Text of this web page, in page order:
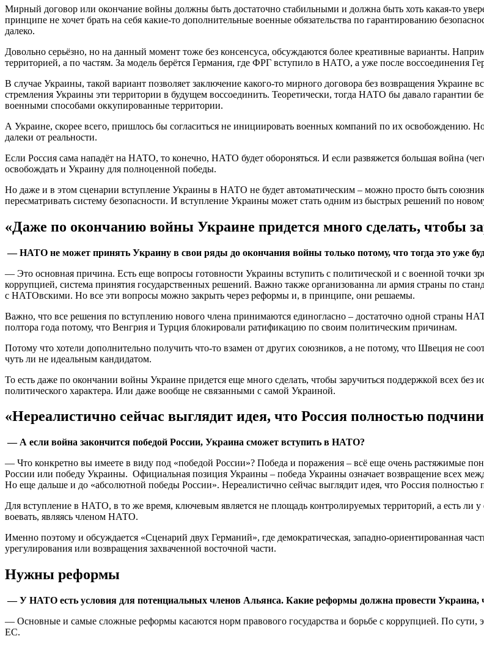
Мирный договор или окончание войны должны быть достаточно стабильными и должна быть хоть какая-то
принципе не хочет брать на себя какие-то дополнительные военные обязательства по гарантированию
далеко.
Довольно серьёзно, но на данный момент тоже без консенсуса, обсуждаются более креативные варианты.
территорией, а по частям. За модель берётся Германия, где ФРГ вступило в НАТО, а уже после воссоединения
В случае Украины, такой вариант позволяет заключение какого-то мирного договора без возвращения
стремления Украины эти территории в будущем воссоединить. Теоретически, тогда НАТО бы давало гарантии
военными способами оккупированные территории.
А Украине, скорее всего, пришлось бы согласиться не инициировать военных компаний по их освобождению.
далеки от реальности.
Если Россия сама нападёт на НАТО, то конечно, НАТО будет обороняться. И если развяжется большая война
освобождать и Украину для полноценной победы.
Но даже и в этом сценарии вступление Украины в НАТО не будет автоматическим – можно просто быть
пересматривать систему безопасности. И вступление Украины может стать одним из быстрых решений по
«Даже по окончанию войны Украине придется много сделать, чтобы
— НАТО не может принять Украину в свои ряды до окончания войны только потому, что тогда это уже
— Это основная причина. Есть еще вопросы готовности Украины вступить с политической и с военной точки
коррупцией, система принятия государственных решений. Важно также организованна ли армия страны по
с НАТОвскими. Но все эти вопросы можно закрыть через реформы и, в принципе, они решаемы.
Важно, что все решения по вступлению нового члена принимаются единогласно – достаточно одной страны
полтора года потому, что Венгрия и Турция блокировали ратификацию по своим политическим причинам.
Потому что хотели дополнительно получить что-то взамен от других союзников, а не потому, что Швеция не
чуть ли не идеальным кандидатом.
То есть даже по окончании войны Украине придется еще много сделать, чтобы заручиться поддержкой всех
политического характера. Или даже вообще не связанными с самой Украиной.
«Нереалистично сейчас выглядит идея, что Россия полностью
— А если война закончится победой России, Украина сможет вступить в НАТО?
— Что конкретно вы имеете в виду под «победой России»? Победа и поражения – всё еще очень растяжимые
России или победу Украины. Официальная позиция Украины – победа Украины означает возвращение всех
Но еще дальше и до «абсолютной победы России». Нереалистично сейчас выглядит идея, что Россия полностью
Для вступление в НАТО, в то же время, ключевым является не площадь контролируемых территорий, а есть ли
воевать, являясь членом НАТО.
Именно поэтому и обсуждается «Сценарий двух Германий», где демократическая, западно-ориентированная
урегулирования или возвращения захваченной восточной части.
Нужны реформы
— У НАТО есть условия для потенциальных членов Альянса. Какие реформы должна провести Украина,
— Основные и самые сложные реформы касаются норм правового государства и борьбе с коррупцией. По сути,
ЕС.